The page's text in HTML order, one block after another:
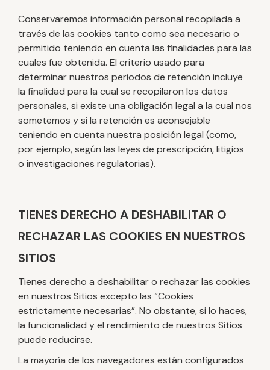
Conservaremos información personal recopilada a
través de las cookies tanto como sea necesario o
permitido teniendo en cuenta las finalidades para las
cuales fue obtenida. El criterio usado para
determinar nuestros periodos de retención incluye
la finalidad para la cual se recopilaron los datos
personales, si existe una obligación legal a la cual nos
sometemos y si la retención es aconsejable
teniendo en cuenta nuestra posición legal (como,
por ejemplo, según las leyes de prescripción, litigios
o investigaciones regulatorias).
TIENES DERECHO A DESHABILITAR O
RECHAZAR LAS COOKIES EN NUESTROS
SITIOS
Tienes derecho a deshabilitar o rechazar las cookies
en nuestros Sitios excepto las “Cookies
estrictamente necesarias”. No obstante, si lo haces,
la funcionalidad y el rendimiento de nuestros Sitios
puede reducirse.
La mayoría de los navegadores están configurados